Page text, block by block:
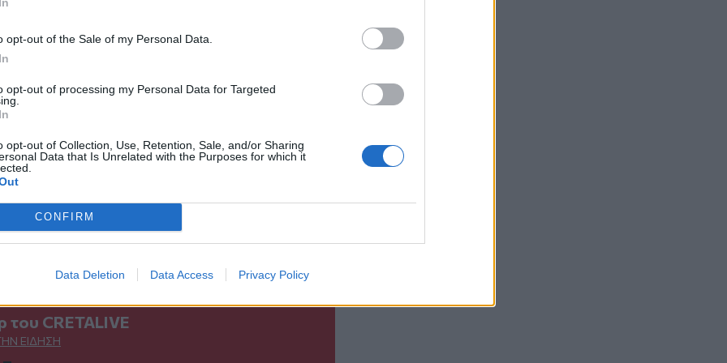
opt-out of the Sale of my Personal Data.
opt-out of processing my Personal Data for Targeted
opt-out of Collection, Use, Retention, Sale, and/or Sharing
Data that Is Unrelated with the Purposes for which it
CONFIRM
Data Deletion Data Access Privacy Policy
μας στο
TAGS
Αντιπυρική Περίοδος
του CRETALIVE
ΕΊΔΗΣΗ